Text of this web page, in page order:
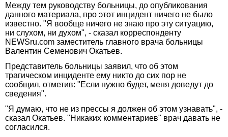
Между тем руководству больницы, до опубликования
данного материала, про этот инцидент ничего не было
известно. "Я вообще ничего не знаю про эту ситуацию,
ни слухом, ни духом", - сказал корреспонденту
NEWSru.com заместитель главного врача больницы
Валентин Семенович Окатьев.
Представитель больницы заявил, что об этом
трагическом инциденте ему никто до сих пор не
сообщил, отметив: "Если нужно будет, меня доведут до
сведения".
"Я думаю, что не из прессы я должен об этом узнавать", -
сказал Окатьев. "Никаких комментариев" врач давать не
согласился.